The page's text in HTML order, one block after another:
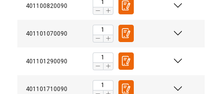
401100820090
401101070090
401101290090
401101710090